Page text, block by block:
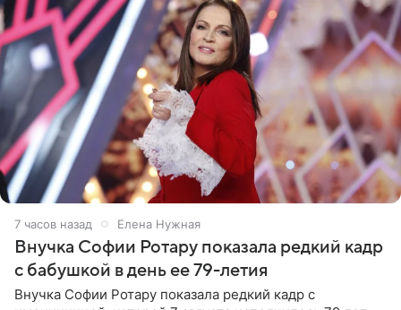
7 часов назад Елена Нужная
Внучка Софии Ротару показала редкий кадр
с бабушкой в день ее 79-летия
Внучка Софии Ротару показала редкий кадр с